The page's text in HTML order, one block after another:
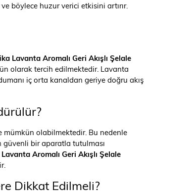
böylece huzur verici etkisini artırır.
Lavanta Aromalı Geri Akışlı Şelale
olarak tercih edilmektedir. Lavanta
iç orta kanaldan geriye doğru akış
mümkün olabilmektedir. Bu nedenle
güvenli bir aparatla tutulması
Aromalı Geri Akışlı Şelale
Dikkat Edilmeli?